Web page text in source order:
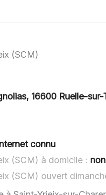
(SCM)
16600 Ruelle-
connu
(SCM) à domicile :
(SCM) ouvert